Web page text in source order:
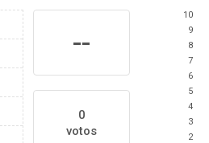
--
0
votos
10
9
8
7
6
5
4
3
2